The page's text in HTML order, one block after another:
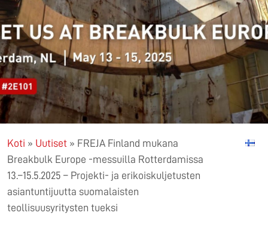
Koti » Uutiset » FREJA Finland mukana
Breakbulk Europe -messuilla Rotterdamissa
13.–15.5.2025 – Projekti- ja erikoiskuljetusten
asiantuntijuutta suomalaisten
teollisuusyritysten tueksi